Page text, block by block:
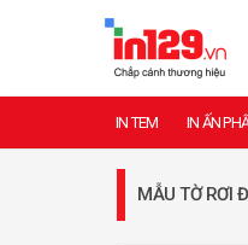
IN TEM IN ẤN
MẪU TỜ RƠI